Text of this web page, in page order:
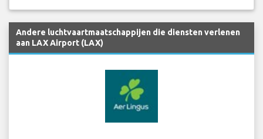
Andere luchtvaartmaatschappijen die diensten verlenen
aan LAX Airport (LAX)